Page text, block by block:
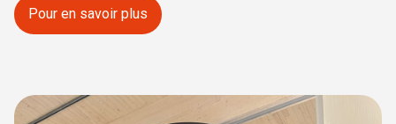
Pour en savoir plus